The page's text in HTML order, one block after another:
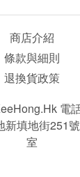
商店介紹
條款與細則
退換貨政策
電
新填地街251
室